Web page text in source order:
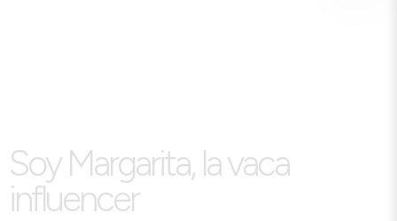
Soy Margarita, la vaca
influencer